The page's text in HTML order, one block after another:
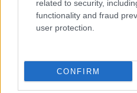
related to security,
functionality and fraud
user protection.
CONFIRM
Matteo Pellegrino · 6 Ago 2026